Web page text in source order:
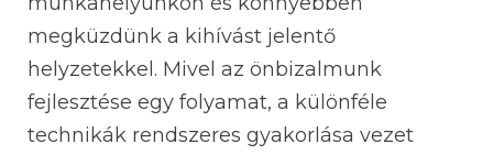
megküzdünk a kihívást jelentő
helyzetekkel. Mivel az önbizalmunk
fejlesztése egy folyamat, a különféle
technikák rendszeres gyakorlása vezet